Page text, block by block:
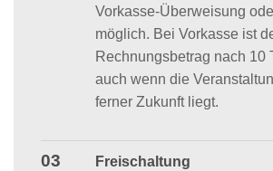
Vorkasse-Überweisung
möglich. Bei Vorkasse ist
Rechnungsbetrag nach 10
auch wenn die
ferner Zukunft liegt.
03 Freischaltung